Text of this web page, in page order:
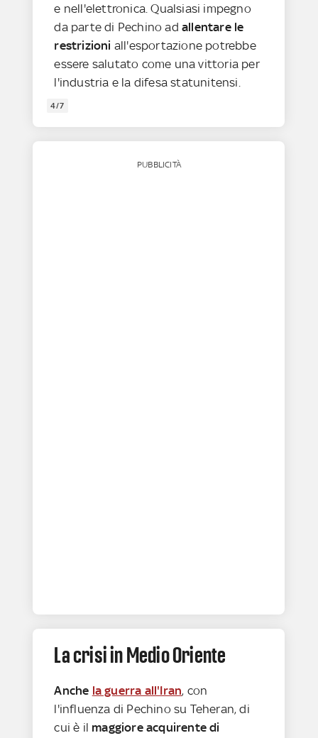
e nell'elettronica. Qualsiasi impegno
da parte di Pechino adallentare le
restrizioni all'esportazione potrebbe
essere salutato come una vittoria per
l'industria e la difesa statunitensi.
4/7
PUBBLICITÀ
La crisi in Medio Oriente
Anche la guerra all'Iran, con
l'influenza di Pechino su Teheran, di
cui è il maggiore acquirente di